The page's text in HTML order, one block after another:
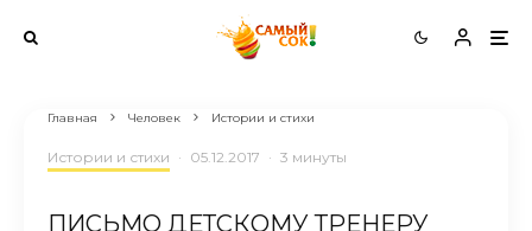
Главная Человек Истории и стихи
Истории и стихи · 05.12.2017 · 3 минуты
ПИСЬМО ДЕТСКОМУ ТРЕНЕРУ